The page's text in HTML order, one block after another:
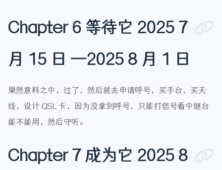
Chapter 6 等待它 2025 7
月 15 日 —2025 8 月 1 日
果然意料之中，过了，然后就去申请呼号，买手台，买天
线，设计 QSL 卡，因为没拿到呼号，只能打信号看中继台
能不能用，然后守听。
Chapter 7 成为它 2025 8